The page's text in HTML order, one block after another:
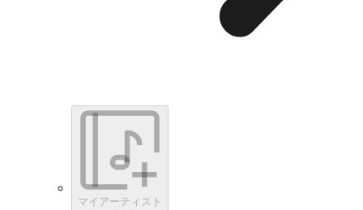
マイアーティスト